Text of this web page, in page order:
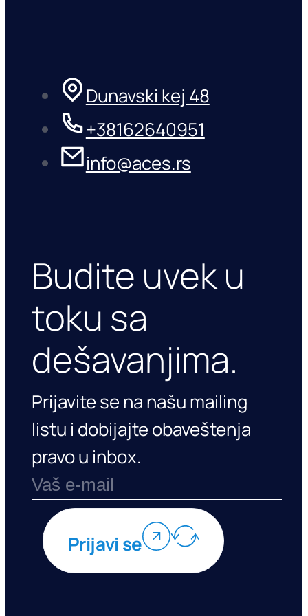
Dunavski kej 48
+38162640951
info@aces.rs
Budite uvek u
toku sa
dešavanjima.
Prijavite se na našu mailing
listu i dobijajte obaveštenja
pravo u inbox.
Prijavi se